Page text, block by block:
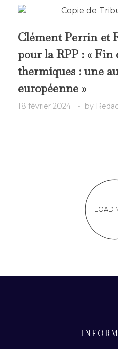
Clément Perrin et
pour la RPP : « Fin
thermiques : une
européenne »
18 février 2024 by
LOAD